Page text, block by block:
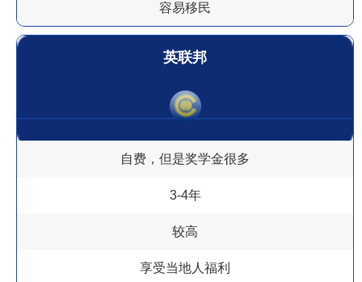
容易移民
英联邦
自费，但是奖学金很多
3-4年
较高
享受当地人福利